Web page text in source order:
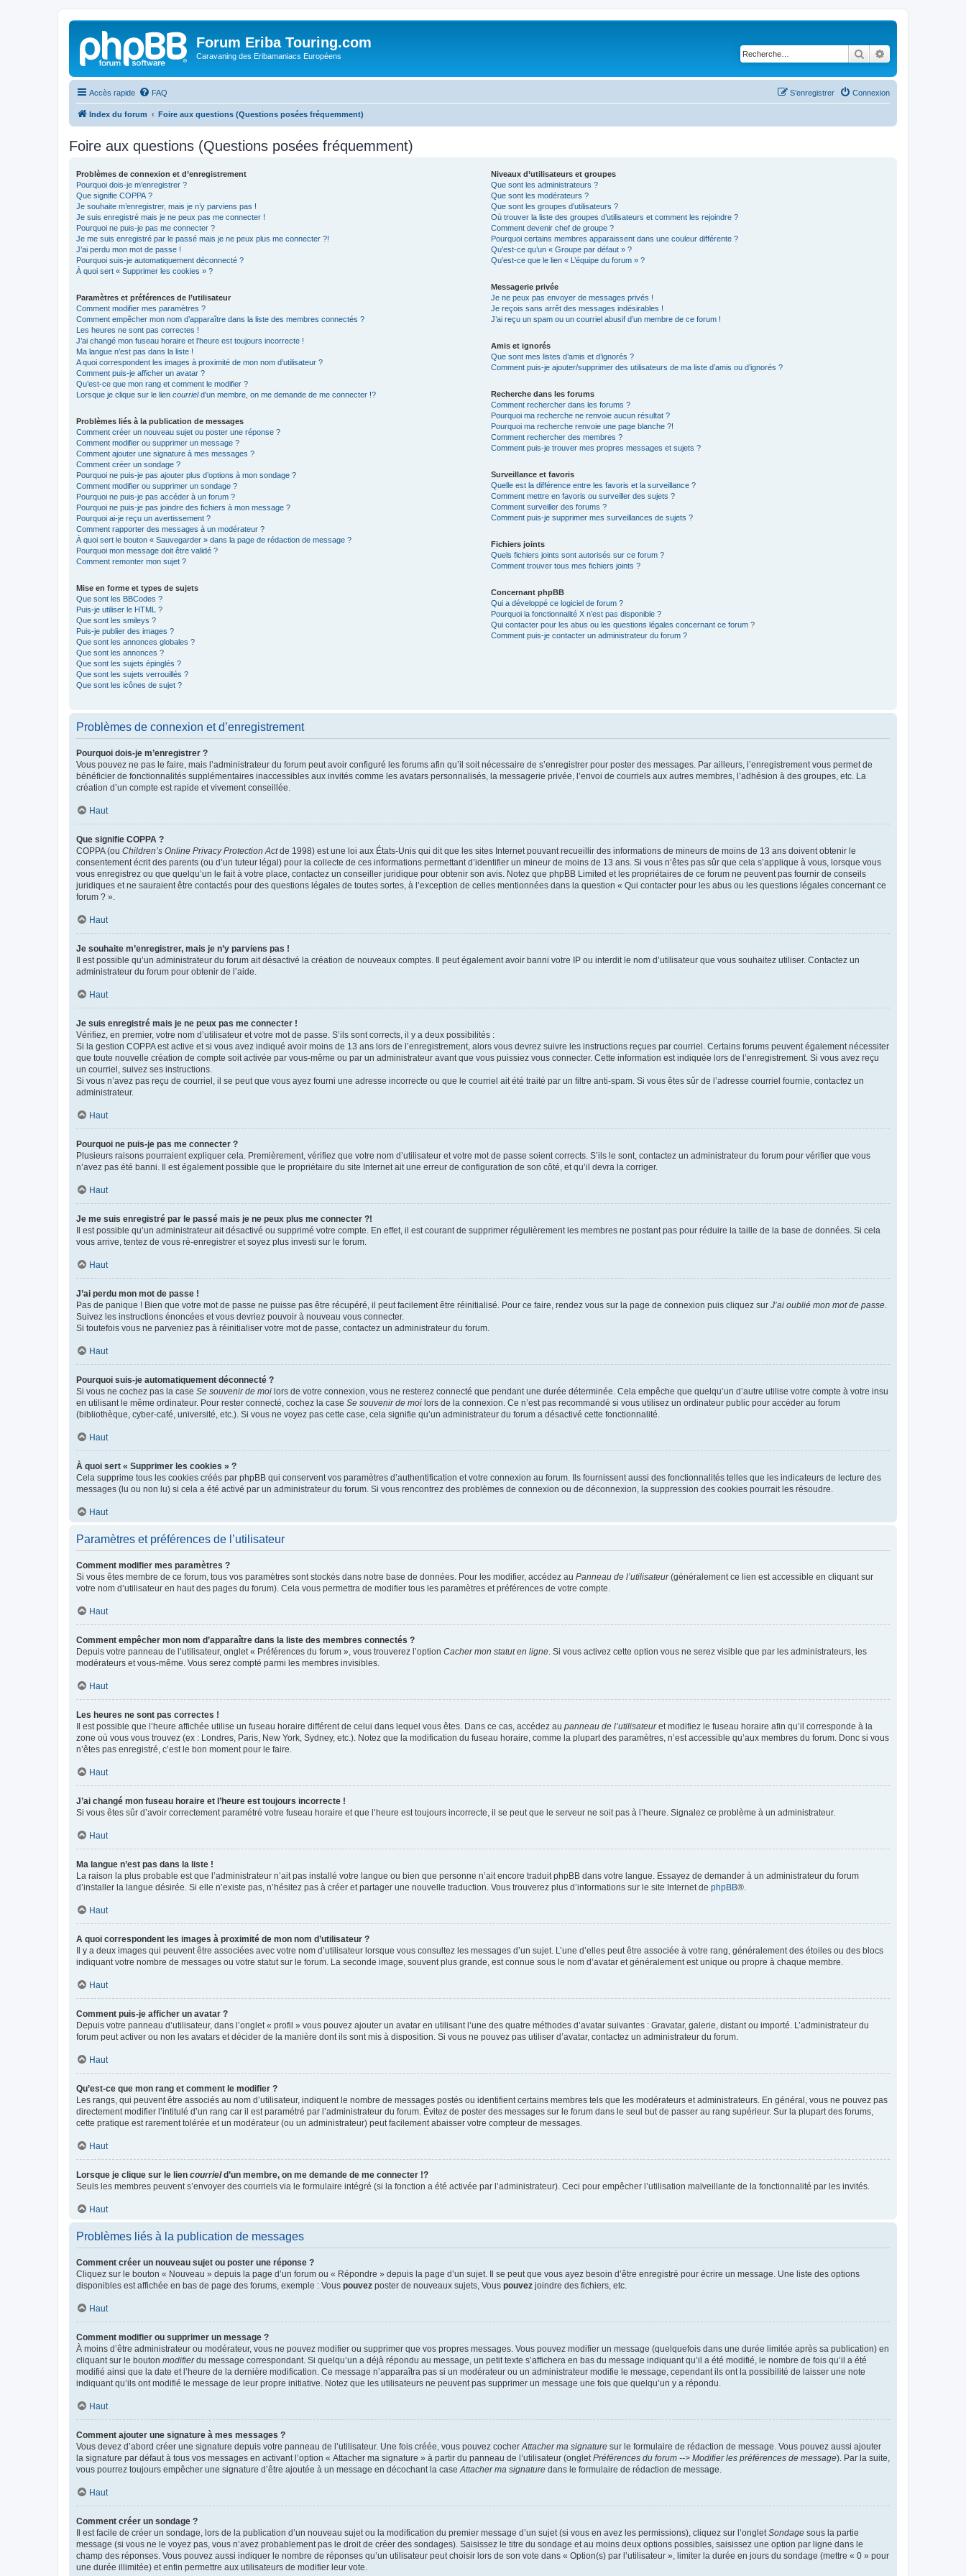
Forum Eriba Touring.com
Caravaning des Eribamaniacs Européens Rechercher
Accès rapide FAQ Connexion
S’enregistrer
Index du forum Foire aux questions (Questions posées fréquemment)
Foire aux questions (Questions posées fréquemment)
Problèmes de connexion et d’enregistrement
Pourquoi dois-je m’enregistrer ?
Que signifie COPPA ?
Je souhaite m’enregistrer, mais je n’y parviens pas !
Je suis enregistré mais je ne peux pas me connecter !
Pourquoi ne puis-je pas me connecter ?
Je me suis enregistré par le passé mais je ne peux plus me connecter ?!
J’ai perdu mon mot de passe !
Pourquoi suis-je automatiquement déconnecté ?
À quoi sert « Supprimer les cookies » ?
Paramètres et préférences de l’utilisateur
Comment modifier mes paramètres ?
Comment empêcher mon nom d’apparaître dans la liste des membres connectés ?
Les heures ne sont pas correctes !
J’ai changé mon fuseau horaire et l’heure est toujours incorrecte !
Ma langue n’est pas dans la liste !
A quoi correspondent les images à proximité de mon nom d’utilisateur ?
Comment puis-je afficher un avatar ?
Qu’est-ce que mon rang et comment le modifier ?
Lorsque je clique sur le lien courrield’un membre, on me demande de me connecter !?
Problèmes liés à la publication de messages
Comment créer un nouveau sujet ou poster une réponse ?
Comment modifier ou supprimer un message ?
Comment ajouter une signature à mes messages ?
Comment créer un sondage ?
Pourquoi ne puis-je pas ajouter plus d’options à mon sondage ?
Comment modifier ou supprimer un sondage ?
Pourquoi ne puis-je pas accéder à un forum ?
Pourquoi ne puis-je pas joindre des fichiers à mon message ?
Pourquoi ai-je reçu un avertissement ?
Comment rapporter des messages à un modérateur ?
À quoi sert le bouton « Sauvegarder » dans la page de rédaction de message ?
Pourquoi mon message doit être validé ?
Comment remonter mon sujet ?
Mise en forme et types de sujets
Que sont les BBCodes ?
Puis-je utiliser le HTML ?
Que sont les smileys ?
Puis-je publier des images ?
Que sont les annonces globales ?
Que sont les annonces ?
Que sont les sujets épinglés ?
Que sont les sujets verrouillés ?
Que sont les icônes de sujet ?
Niveaux d’utilisateurs et groupes
Que sont les administrateurs ?
Que sont les modérateurs ?
Que sont les groupes d’utilisateurs ?
Où trouver la liste des groupes d’utilisateurs et comment les rejoindre ?
Comment devenir chef de groupe ?
Pourquoi certains membres apparaissent dans une couleur différente ?
Qu’est-ce qu’un « Groupe par défaut » ?
Qu’est-ce que le lien « L’équipe du forum » ?
Messagerie privée
Je ne peux pas envoyer de messages privés !
Je reçois sans arrêt des messages indésirables !
J’ai reçu un spam ou un courriel abusif d’un membre de ce forum !
Amis et ignorés
Que sont mes listes d’amis et d’ignorés ?
Comment puis-je ajouter/supprimer des utilisateurs de ma liste d’amis ou d’ignorés ?
Recherche dans les forums
Comment rechercher dans les forums ?
Pourquoi ma recherche ne renvoie aucun résultat ?
Pourquoi ma recherche renvoie une page blanche ?!
Comment rechercher des membres ?
Comment puis-je trouver mes propres messages et sujets ?
Surveillance et favoris
Quelle est la différence entre les favoris et la surveillance ?
Comment mettre en favoris ou surveiller des sujets ?
Comment surveiller des forums ?
Comment puis-je supprimer mes surveillances de sujets ?
Fichiers joints
Quels fichiers joints sont autorisés sur ce forum ?
Comment trouver tous mes fichiers joints ?
Concernant phpBB
Qui a développé ce logiciel de forum ?
Pourquoi la fonctionnalité X n’est pas disponible ?
Qui contacter pour les abus ou les questions légales concernant ce forum ?
Comment puis-je contacter un administrateur du forum ?
Problèmes de connexion et d’enregistrement
Pourquoi dois-je m’enregistrer ?
Vous pouvez ne pas le faire, mais l’administrateur du forum peut avoir configuré les forums afin qu’il soit nécessaire de s’enregistrer pour poster des messages. Par ailleurs, l’enregistrement vous permet de
bénéficier de fonctionnalités supplémentaires inaccessibles aux invités comme les avatars personnalisés, la messagerie privée, l’envoi de courriels aux autres membres, l’adhésion à des groupes, etc. La
création d’un compte est rapide et vivement conseillée.
Haut
Que signifie COPPA ?
COPPA (ou Children’s Online Privacy Protection Actde 1998) est une loi aux États-Unis qui dit que les sites Internet pouvant recueillir des informations de mineurs de moins de 13 ans doivent obtenir le
consentement écrit des parents (ou d’un tuteur légal) pour la collecte de ces informations permettant d’identifier un mineur de moins de 13 ans. Si vous n’êtes pas sûr que cela s’applique à vous, lorsque vous
vous enregistrez ou que quelqu’un le fait à votre place, contactez un conseiller juridique pour obtenir son avis. Notez que phpBB Limited et les propriétaires de ce forum ne peuvent pas fournir de conseils
juridiques et ne sauraient être contactés pour des questions légales de toutes sortes, à l’exception de celles mentionnées dans la question « Qui contacter pour les abus ou les questions légales concernant ce
forum ? ».
Haut
Je souhaite m’enregistrer, mais je n’y parviens pas !
Il est possible qu’un administrateur du forum ait désactivé la création de nouveaux comptes. Il peut également avoir banni votre IP ou interdit le nom d’utilisateur que vous souhaitez utiliser. Contactez un
administrateur du forum pour obtenir de l’aide.
Haut
Je suis enregistré mais je ne peux pas me connecter !
Vérifiez, en premier, votre nom d’utilisateur et votre mot de passe. S’ils sont corrects, il y a deux possibilités :
Si la gestion COPPA est active et si vous avez indiqué avoir moins de 13 ans lors de l’enregistrement, alors vous devrez suivre les instructions reçues par courriel. Certains forums peuvent également nécessiter
que toute nouvelle création de compte soit activée par vous-même ou par un administrateur avant que vous puissiez vous connecter. Cette information est indiquée lors de l’enregistrement. Si vous avez reçu
un courriel, suivez ses instructions.
Si vous n’avez pas reçu de courriel, il se peut que vous ayez fourni une adresse incorrecte ou que le courriel ait été traité par un filtre anti-spam. Si vous êtes sûr de l’adresse courriel fournie, contactez un
administrateur.
Haut
Pourquoi ne puis-je pas me connecter ?
Plusieurs raisons pourraient expliquer cela. Premièrement, vérifiez que votre nom d’utilisateur et votre mot de passe soient corrects. S’ils le sont, contactez un administrateur du forum pour vérifier que vous
n’avez pas été banni. Il est également possible que le propriétaire du site Internet ait une erreur de configuration de son côté, et qu’il devra la corriger.
Haut
Je me suis enregistré par le passé mais je ne peux plus me connecter ?!
Il est possible qu’un administrateur ait désactivé ou supprimé votre compte. En effet, il est courant de supprimer régulièrement les membres ne postant pas pour réduire la taille de la base de données. Si cela
vous arrive, tentez de vous ré-enregistrer et soyez plus investi sur le forum.
Haut
J’ai perdu mon mot de passe !
Pas de panique ! Bien que votre mot de passe ne puisse pas être récupéré, il peut facilement être réinitialisé. Pour ce faire, rendez vous sur la page de connexion puis cliquez sur J’ai oublié mon mot de passe
Suivez les instructions énoncées et vous devriez pouvoir à nouveau vous connecter.
Si toutefois vous ne parveniez pas à réinitialiser votre mot de passe, contactez un administrateur du forum.
Haut
Pourquoi suis-je automatiquement déconnecté ?
Si vous ne cochez pas la case Se souvenir de moi lors de votre connexion, vous ne resterez connecté que pendant une durée déterminée. Cela empêche que quelqu’un d’autre utilise votre compte à votre insu
en utilisant le même ordinateur. Pour rester connecté, cochez la case Se souvenir de moi lors de la connexion. Ce n’est pas recommandé si vous utilisez un ordinateur public pour accéder au forum
(bibliothèque, cyber-café, université, etc.). Si vous ne voyez pas cette case, cela signifie qu’un administrateur du forum a désactivé cette fonctionnalité.
Haut
À quoi sert « Supprimer les cookies » ?
Cela supprime tous les cookies créés par phpBB qui conservent vos paramètres d’authentification et votre connexion au forum. Ils fournissent aussi des fonctionnalités telles que les indicateurs de lecture des
messages (lu ou non lu) si cela a été activé par un administrateur du forum. Si vous rencontrez des problèmes de connexion ou de déconnexion, la suppression des cookies pourrait les résoudre.
Haut
Paramètres et préférences de l’utilisateur
Comment modifier mes paramètres ?
Si vous êtes membre de ce forum, tous vos paramètres sont stockés dans notre base de données. Pour les modifier, accédez au Panneau de l’utilisateur(généralement ce lien est accessible en cliquant sur
votre nom d’utilisateur en haut des pages du forum). Cela vous permettra de modifier tous les paramètres et préférences de votre compte.
Haut
Comment empêcher mon nom d’apparaître dans la liste des membres connectés ?
Depuis votre panneau de l’utilisateur, onglet « Préférences du forum », vous trouverez l’option Cacher mon statut en ligne . Si vous activez cette option vous ne serez visible que par les administrateurs, les
modérateurs et vous-même. Vous serez compté parmi les membres invisibles.
Haut
Les heures ne sont pas correctes !
Il est possible que l’heure affichée utilise un fuseau horaire différent de celui dans lequel vous êtes. Dans ce cas, accédez au panneau de l’utilisateuret modifiez le fuseau horaire afin qu’il corresponde à la
zone où vous vous trouvez (ex : Londres, Paris, New York, Sydney, etc.). Notez que la modification du fuseau horaire, comme la plupart des paramètres, n’est accessible qu’aux membres du forum. Donc si vous
n’êtes pas enregistré, c’est le bon moment pour le faire.
Haut
J’ai changé mon fuseau horaire et l’heure est toujours incorrecte !
Si vous êtes sûr d’avoir correctement paramétré votre fuseau horaire et que l’heure est toujours incorrecte, il se peut que le serveur ne soit pas à l’heure. Signalez ce problème à un administrateur.
Haut
Ma langue n’est pas dans la liste !
La raison la plus probable est que l’administrateur n’ait pas installé votre langue ou bien que personne n’ait encore traduit phpBB dans votre langue. Essayez de demander à un administrateur du forum
d’installer la langue désirée. Si elle n’existe pas, n’hésitez pas à créer et partager une nouvelle traduction. Vous trouverez plus d’informations sur le site Internet de phpBB®.
Haut
A quoi correspondent les images à proximité de mon nom d’utilisateur ?
Il y a deux images qui peuvent être associées avec votre nom d’utilisateur lorsque vous consultez les messages d’un sujet. L’une d’elles peut être associée à votre rang, généralement des étoiles ou des blocs
indiquant votre nombre de messages ou votre statut sur le forum. La seconde image, souvent plus grande, est connue sous le nom d’avatar et généralement est unique ou propre à chaque membre.
Haut
Comment puis-je afficher un avatar ?
Depuis votre panneau d’utilisateur, dans l’onglet « profil » vous pouvez ajouter un avatar en utilisant l’une des quatre méthodes d’avatar suivantes : Gravatar, galerie, distant ou importé. L’administrateur du
forum peut activer ou non les avatars et décider de la manière dont ils sont mis à disposition. Si vous ne pouvez pas utiliser d’avatar, contactez un administrateur du forum.
Haut
Qu’est-ce que mon rang et comment le modifier ?
Les rangs, qui peuvent être associés au nom d’utilisateur, indiquent le nombre de messages postés ou identifient certains membres tels que les modérateurs et administrateurs. En général, vous ne pouvez pas
directement modifier l’intitulé d’un rang car il est paramétré par l’administrateur du forum. Évitez de poster des messages sur le forum dans le seul but de passer au rang supérieur. Sur la plupart des forums,
cette pratique est rarement tolérée et un modérateur (ou un administrateur) peut facilement abaisser votre compteur de messages.
Haut
Lorsque je clique sur le lien courrield’un membre, on me demande de me connecter !?
Seuls les membres peuvent s’envoyer des courriels via le formulaire intégré (si la fonction a été activée par l’administrateur). Ceci pour empêcher l’utilisation malveillante de la fonctionnalité par les invités.
Haut
Problèmes liés à la publication de messages
Comment créer un nouveau sujet ou poster une réponse ?
Cliquez sur le bouton « Nouveau » depuis la page d’un forum ou « Répondre » depuis la page d’un sujet. Il se peut que vous ayez besoin d’être enregistré pour écrire un message. Une liste des options
disponibles est affichée en bas de page des forums, exemple : Vous pouvez poster de nouveaux sujets, Vous pouvez joindre des fichiers, etc.
Haut
Comment modifier ou supprimer un message ?
À moins d’être administrateur ou modérateur, vous ne pouvez modifier ou supprimer que vos propres messages. Vous pouvez modifier un message (quelquefois dans une durée limitée après sa publication) en
cliquant sur le bouton modifierdu message correspondant. Si quelqu’un a déjà répondu au message, un petit texte s’affichera en bas du message indiquant qu’il a été modifié, le nombre de fois qu’il a été
modifié ainsi que la date et l’heure de la dernière modification. Ce message n’apparaîtra pas si un modérateur ou un administrateur modifie le message, cependant ils ont la possibilité de laisser une note
indiquant qu’ils ont modifié le message de leur propre initiative. Notez que les utilisateurs ne peuvent pas supprimer un message une fois que quelqu’un y a répondu.
Haut
Comment ajouter une signature à mes messages ?
Vous devez d’abord créer une signature depuis votre panneau de l’utilisateur. Une fois créée, vous pouvez cocher Attacher ma signature sur le formulaire de rédaction de message. Vous pouvez aussi ajouter
la signature par défaut à tous vos messages en activant l’option « Attacher ma signature » à partir du panneau de l’utilisateur (onglet Préférences du forum --> Modifier les préférences de message). Par la suite,
vous pourrez toujours empêcher une signature d’être ajoutée à un message en décochant la case Attacher ma signature dans le formulaire de rédaction de message.
Haut
Comment créer un sondage ?
Il est facile de créer un sondage, lors de la publication d’un nouveau sujet ou la modification du premier message d’un sujet (si vous en avez les permissions), cliquez sur l’onglet Sondage sous la partie
message (si vous ne le voyez pas, vous n’avez probablement pas le droit de créer des sondages). Saisissez le titre du sondage et au moins deux options possibles, saisissez une option par ligne dans le
champ des réponses. Vous pouvez aussi indiquer le nombre de réponses qu’un utilisateur peut choisir lors de son vote dans « Option(s) par l’utilisateur », limiter la durée en jours du sondage (mettre « 0 » pour
une durée illimitée) et enfin permettre aux utilisateurs de modifier leur vote.